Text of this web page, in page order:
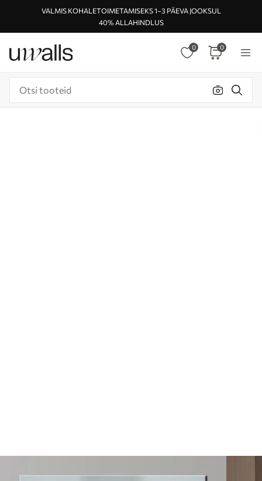
VALMIS KOHALETOIMETAMISEKS 1–3 PÄEVA JOOKSUL
40% ALLAHINDLUS
0 0